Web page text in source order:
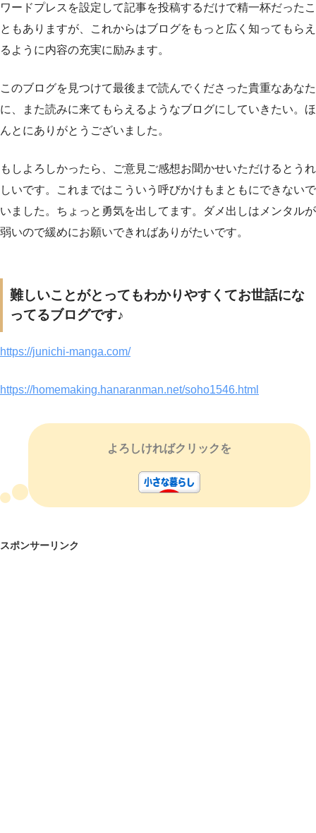
ワードプレスを設定して記事を投稿するだけで精一杯だったこ
ともありますが、これからはブログをもっと広く知ってもらえ
るように内容の充実に励みます。
このブログを見つけて最後まで読んでくださった貴重なあなた
に、また読みに来てもらえるようなブログにしていきたい。ほ
んとにありがとうございました。
もしよろしかったら、ご意見ご感想お聞かせいただけるとうれ
しいです。これまではこういう呼びかけもまともにできないで
いました。ちょっと勇気を出してます。ダメ出しはメンタルが
弱いので緩めにお願いできればありがたいです。
難しいことがとってもわかりやすくてお世話にな
ってるブログです♪
https://junichi-manga.com/
https://homemaking.hanaranman.net/soho1546.html
よろしければクリックを
スポンサーリンク